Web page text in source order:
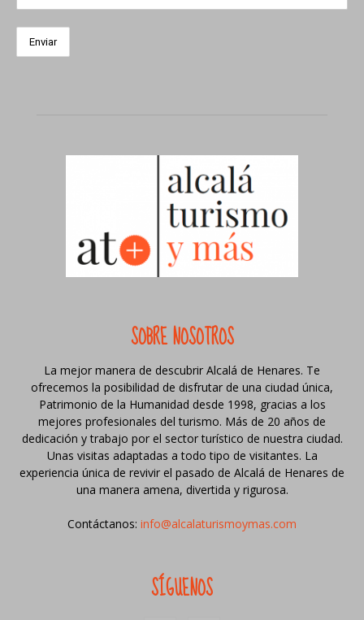
SOBRE NOSOTROS
La mejor manera de descubrir Alcalá de Henares. Te
ofrecemos la posibilidad de disfrutar de una ciudad única,
Patrimonio de la Humanidad desde 1998, gracias a los
mejores profesionales del turismo. Más de 20 años de
dedicación y trabajo por el sector turístico de nuestra ciudad.
Unas visitas adaptadas a todo tipo de visitantes. La
experiencia única de revivir el pasado de Alcalá de Henares de
una manera amena, divertida y rigurosa.
Contáctanos: info@alcalaturismoymas.com
SÍGUENOS